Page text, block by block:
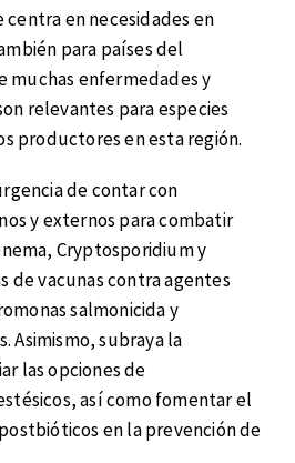
en necesidades en
para países del
muchas enfermedades y
relevantes para especies
productores en esta región.
de contar con
y externos para combatir
Cryptosporidium y
de vacunas contra agentes
salmonicida y
Asimismo, subraya la
las opciones de
así como fomentar el
en la prevención de